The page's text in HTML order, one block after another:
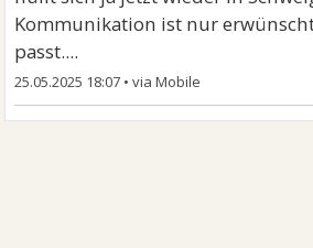
Kommunikation ist nur
passt....
25.05.2025 18:07 •